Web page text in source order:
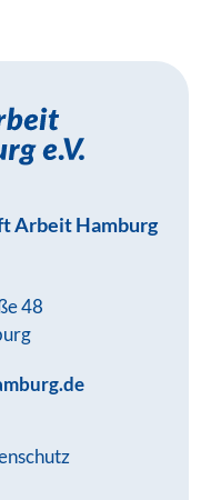
Arbeit Hamburg
48